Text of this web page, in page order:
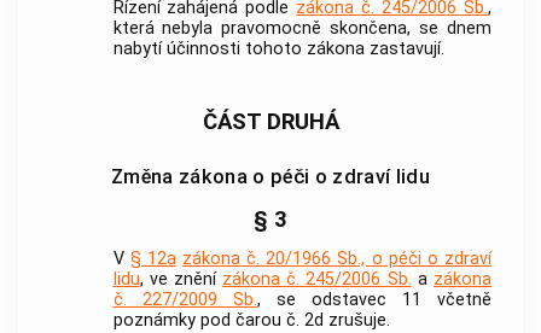
Řízení zahájená podle zákona č. 245/2006 Sb.,
která nebyla pravomocně skončena, se dnem
nabytí účinnosti tohoto zákona zastavují.
ČÁST DRUHÁ
Změna zákona o péči o zdraví lidu
§ 3
V § 12a zákona č. 20/1966 Sb., o péči o zdraví
lidu, ve znění zákona č. 245/2006 Sb. a zákona
č. 227/2009 Sb., se odstavec 11 včetně
poznámky pod čarou č. 2d zrušuje.